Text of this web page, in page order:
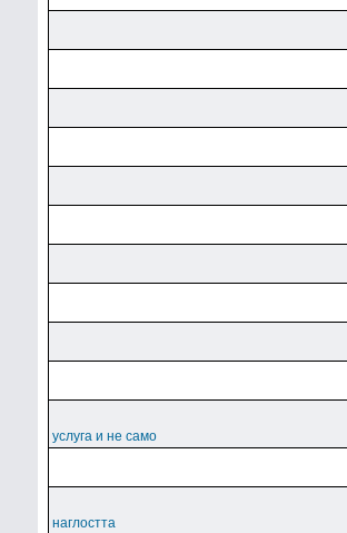
услуга и не само
наглостта